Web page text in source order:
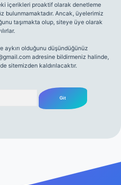
içerikleri proaktif olarak denetleme
bulunmamaktadır. Ancak, üyelerimiz
taşımakta olup, siteye üye olarak
olduğunu düşündüğünüz
adresine bildirmeniz halinde,
sitemizden kaldırılacaktır.